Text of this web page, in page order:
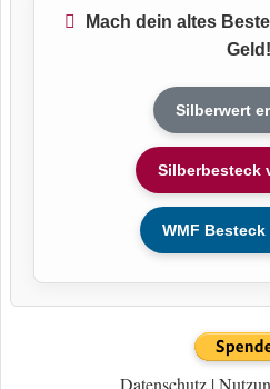
Mach dein altes
Geld!
Silberwert
Silberbesteck
WMF
Datenschutz |